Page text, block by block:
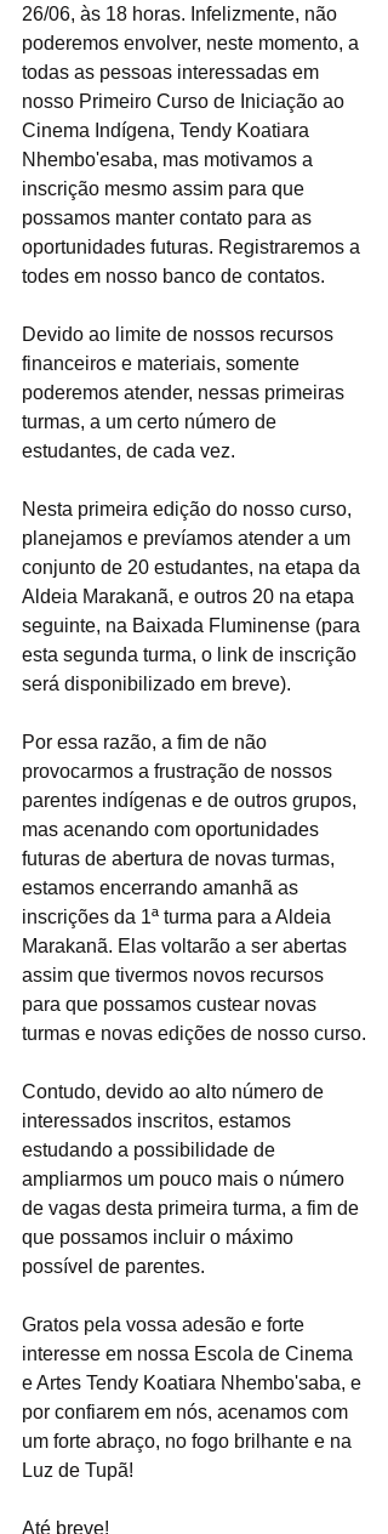
26/06, às 18 horas. Infelizmente, não
poderemos envolver, neste momento, a
todas as pessoas interessadas em
nosso Primeiro Curso de Iniciação ao
Cinema Indígena, Tendy Koatiara
Nhembo'esaba, mas motivamos a
inscrição mesmo assim para que
possamos manter contato para as
oportunidades futuras. Registraremos a
todes em nosso banco de contatos.
Devido ao limite de nossos recursos
financeiros e materiais, somente
poderemos atender, nessas primeiras
turmas, a um certo número de
estudantes, de cada vez.
Nesta primeira edição do nosso curso,
planejamos e prevíamos atender a um
conjunto de 20 estudantes, na etapa da
Aldeia Marakanã, e outros 20 na etapa
seguinte, na Baixada Fluminense (para
esta segunda turma, o link de inscrição
será disponibilizado em breve).
Por essa razão, a fim de não
provocarmos a frustração de nossos
parentes indígenas e de outros grupos,
mas acenando com oportunidades
futuras de abertura de novas turmas,
estamos encerrando amanhã as
inscrições da 1ª turma para a Aldeia
Marakanã. Elas voltarão a ser abertas
assim que tivermos novos recursos
para que possamos custear novas
turmas e novas edições de nosso curso.
Contudo, devido ao alto número de
interessados inscritos, estamos
estudando a possibilidade de
ampliarmos um pouco mais o número
de vagas desta primeira turma, a fim de
que possamos incluir o máximo
possível de parentes.
Gratos pela vossa adesão e forte
interesse em nossa Escola de Cinema
e Artes Tendy Koatiara Nhembo'saba, e
por confiarem em nós, acenamos com
um forte abraço, no fogo brilhante e na
Luz de Tupã!
Até breve!